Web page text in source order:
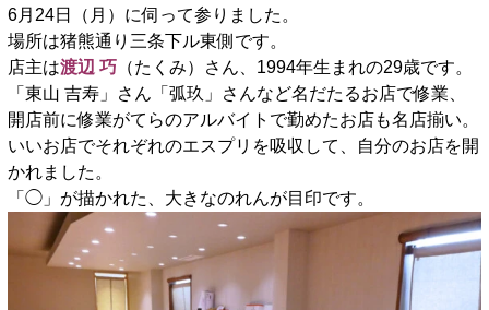
6月24日（月）に伺って参りました。
場所は猪熊通り三条下ル東側です。
店主は渡辺 巧（たくみ）さん、1994年生まれの29歳です。
「東山 吉寿」さん「弧玖」さんなど名だたるお店で修業、
開店前に修業がてらのアルバイトで勤めたお店も名店揃い。
いいお店でそれぞれのエスプリを吸収して、自分のお店を開
かれました。
「◯」が描かれた、大きなのれんが目印です。